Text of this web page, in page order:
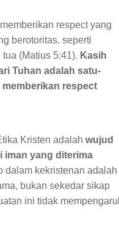
respect yang
berotoritas, seperti
(Matius 5:41). Kasih
Tuhan adalah satu-
respect
Kristen adalah wujud
iman yang diterima
dalam kekristenan adalah
bukan sekedar sikap
ini tidak